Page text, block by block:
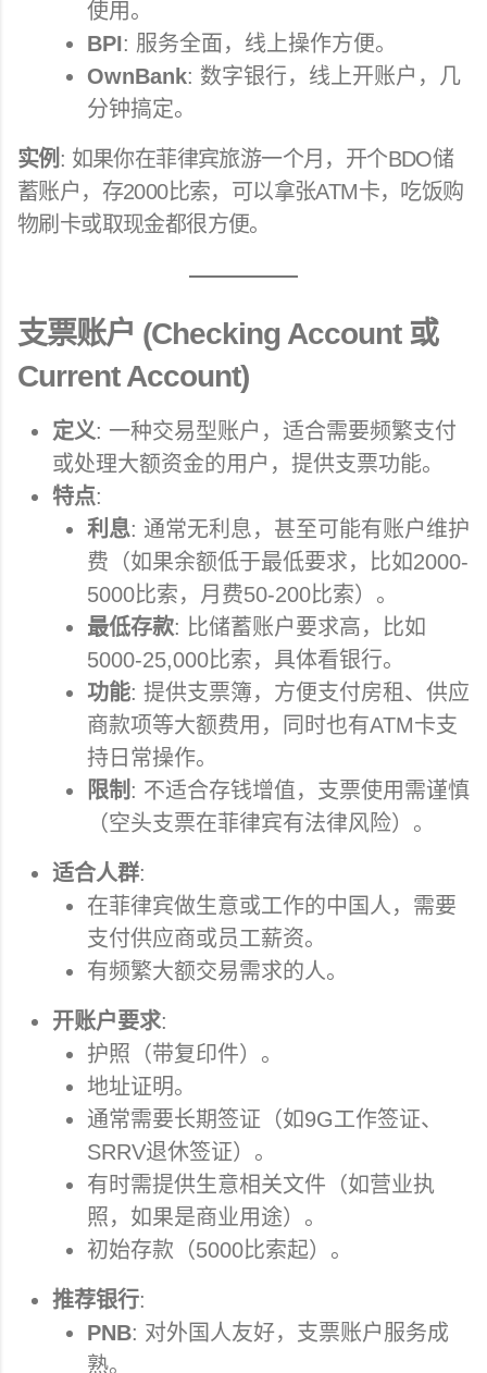
使用。
BPI: 服务全面，线上操作方便。
OwnBank: 数字银行，线上开账户，几
分钟搞定。
实例 : 如果你在菲律宾旅游一个月，开个BDO储
蓄账户，存2000比索，可以拿张ATM卡，吃饭购
物刷卡或取现金都很方便。
支票账户 (Checking Account 或
Current Account)
定义: 一种交易型账户，适合需要频繁支付
或处理大额资金的用户，提供支票功能。
特点:
利息: 通常无利息，甚至可能有账户维护
费（如果余额低于最低要求，比如2000-
5000比索，月费50-200比索）。
最低存款: 比储蓄账户要求高，比如
5000-25,000比索，具体看银行。
功能: 提供支票簿，方便支付房租、供应
商款项等大额费用，同时也有ATM卡支
持日常操作。
限制 : 不适合存钱增值，支票使用需谨慎
（空头支票在菲律宾有法律风险）。
适合人群:
在菲律宾做生意或工作的中国人，需要
支付供应商或员工薪资。
有频繁大额交易需求的人。
开账户要求:
护照（带复印件）。
地址证明。
通常需要长期签证（如9G工作签证、
SRRV退休签证）。
有时需提供生意相关文件（如营业执
照，如果是商业用途）。
初始存款（5000比索起）。
推荐银行:
PNB: 对外国人友好，支票账户服务成
熟。